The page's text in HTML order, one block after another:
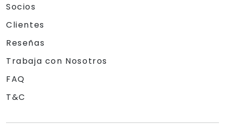
Socios
Clientes
Reseñas
Trabaja con Nosotros
FAQ
T&C